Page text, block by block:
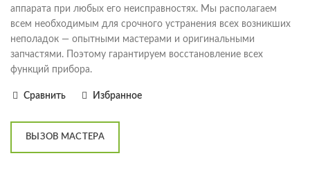
аппарата при любых его неисправностях. Мы располагаем
всем необходимым для срочного устранения всех возникших
неполадок — опытными мастерами и оригинальными
запчастями. Поэтому гарантируем восстановление всех
функций прибора.
Сравнить Избранное
ВЫЗОВ МАСТЕРА